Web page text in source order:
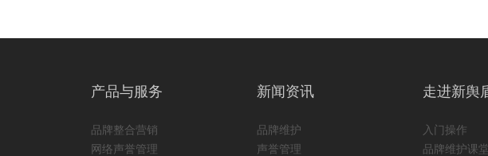
产品与服务
品牌整合营销
网络声誉管理
新闻资讯
品牌维护
声誉管理
走进新舆
入门操作
品牌维护课堂